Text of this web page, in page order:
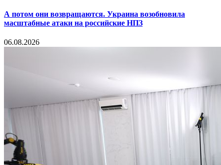
А потом они возвращаются. Украина возобновила
масштабные атаки на российские НПЗ
06.08.2026